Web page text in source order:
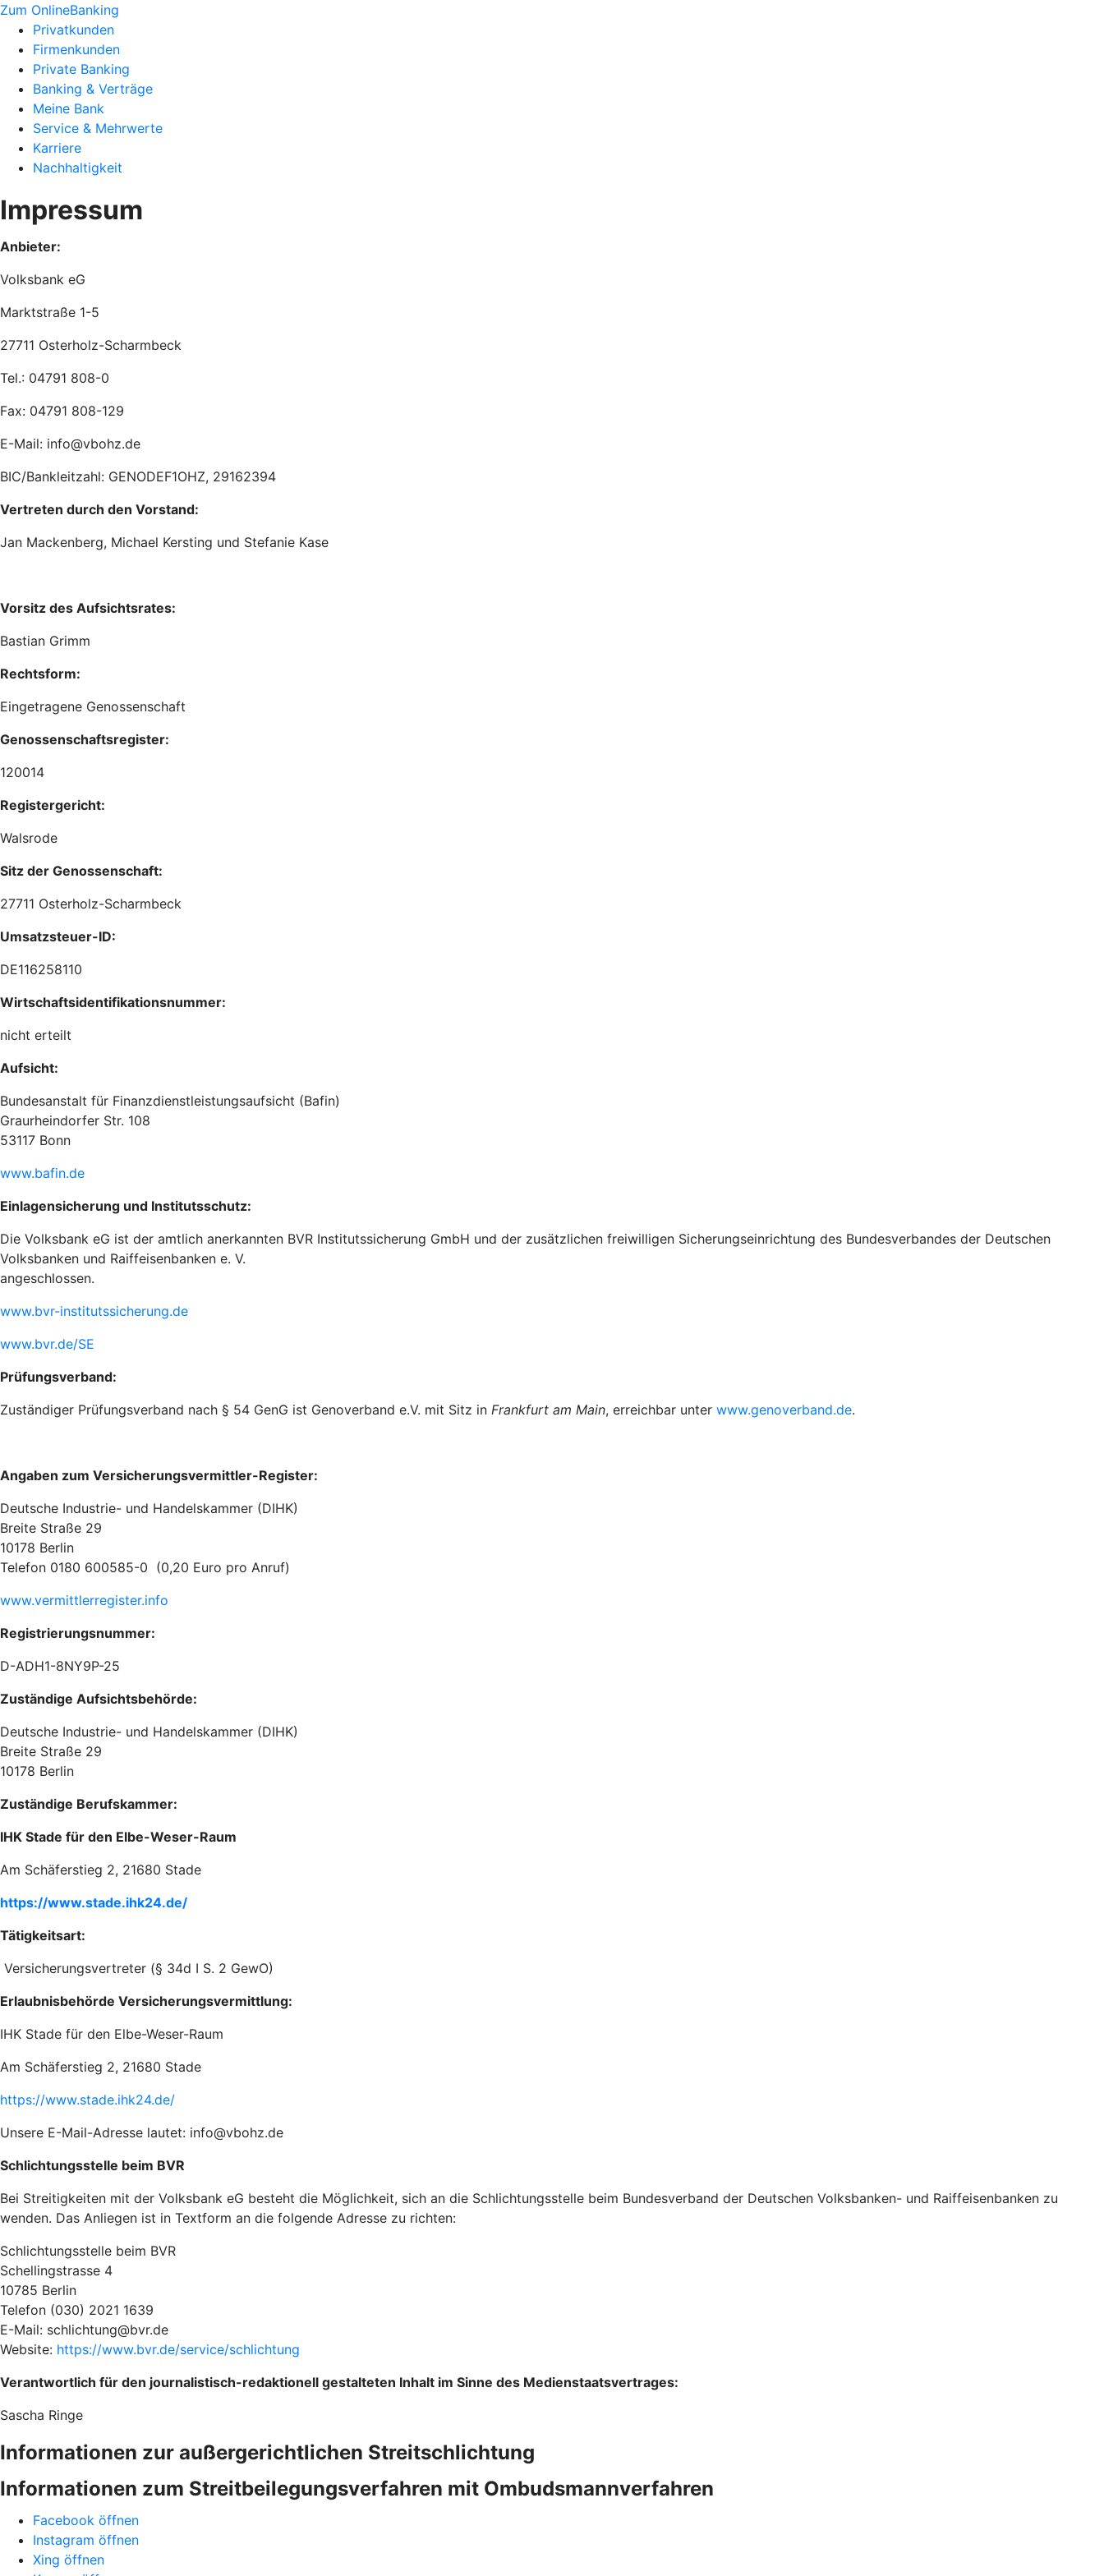
Zum OnlineBanking
Privatkunden
Firmenkunden
Private Banking
Banking & Verträge
Meine Bank
Service & Mehrwerte
Karriere
Nachhaltigkeit
Impressum
Anbieter:
Volksbank eG
Marktstraße 1-5
27711 Osterholz-Scharmbeck
Tel.: 04791 808-0
Fax: 04791 808-129
E-Mail: info@vbohz.de
BIC/Bankleitzahl: GENODEF1OHZ, 29162394
Vertreten durch den Vorstand:
Jan Mackenberg, Michael Kersting und Stefanie Kase
Vorsitz des Aufsichtsrates:
Bastian Grimm
Rechtsform:
Eingetragene Genossenschaft
Genossenschaftsregister:
120014
Registergericht:
Walsrode
Sitz der Genossenschaft:
27711 Osterholz-Scharmbeck
Umsatzsteuer-ID:
DE116258110
Wirtschaftsidentifikationsnummer:
nicht erteilt
Aufsicht:
Bundesanstalt für Finanzdienstleistungsaufsicht (Bafin)
Graurheindorfer Str. 108
53117 Bonn
www.bafin.de
Einlagensicherung und Institutsschutz:
Die Volksbank eG ist der amtlich anerkannten BVR Institutssicherung GmbH und der zusätzlichen freiwilligen Sicherungseinrichtung des Bundesverbandes der Deutschen
Volksbanken und Raiffeisenbanken e. V.
angeschlossen.
www.bvr-institutssicherung.de
www.bvr.de/SE
Prüfungsverband:
Zuständiger Prüfungsverband nach § 54 GenG ist Genoverband e.V. mit Sitz in Frankfurt am Main, erreichbar unter www.genoverband.de.
Angaben zum Versicherungsvermittler-Register:
Deutsche Industrie- und Handelskammer (DIHK)
Breite Straße 29
10178 Berlin
Telefon 0180 600585-0 (0,20 Euro pro Anruf)
www.vermittlerregister.info
Registrierungsnummer:
D-ADH1-8NY9P-25
Zuständige Aufsichtsbehörde:
Deutsche Industrie- und Handelskammer (DIHK)
Breite Straße 29
10178 Berlin
Zuständige Berufskammer:
IHK Stade für den Elbe-Weser-Raum
Am Schäferstieg 2, 21680 Stade
https://www.stade.ihk24.de/
Tätigkeitsart:
Versicherungsvertreter (§ 34d I S. 2 GewO)
Erlaubnisbehörde Versicherungsvermittlung:
IHK Stade für den Elbe-Weser-Raum
Am Schäferstieg 2, 21680 Stade
https://www.stade.ihk24.de/
Unsere E-Mail-Adresse lautet: info@vbohz.de
Schlichtungsstelle beim BVR
Bei Streitigkeiten mit der Volksbank eG besteht die Möglichkeit, sich an die Schlichtungsstelle beim Bundesverband der Deutschen Volksbanken- und Raiffeisenbanken zu
wenden. Das Anliegen ist in Textform an die folgende Adresse zu richten:
Schlichtungsstelle beim BVR
Schellingstrasse 4
10785 Berlin
Telefon (030) 2021 1639
E-Mail: schlichtung@bvr.de
Website: https://www.bvr.de/service/schlichtung
Verantwortlich für den journalistisch-redaktionell gestalteten Inhalt im Sinne des Medienstaatsvertrages:
Sascha Ringe
Informationen zur außergerichtlichen Streitschlichtung
Informationen zum Streitbeilegungsverfahren mit Ombudsmannverfahren
Facebook öffnen
Instagram öffnen
Xing öffnen